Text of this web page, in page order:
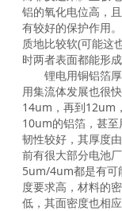
铝的氧化电位高，
有较好的保护作用
质地比较软(可能这
时两者表面都能形
锂电用铜铝箔厚
用集流体发展也很
14um，再到12um
10um的铝箔，甚
韧性较好，其厚度
前有很大部分电池
5um/4um都是有可
度要求高，材料的
低，其面密度也相